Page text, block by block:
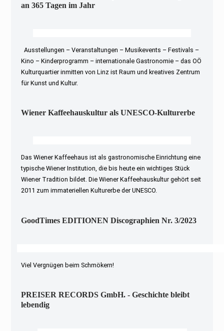
an 365 Tagen im Jahr
Ausstellungen – Veranstaltungen – Musikevents – Festivals –
Kino – Kinderprogramm – internationale Gastronomie – das OÖ
Kulturquartier inmitten von Linz ist Raum und kreatives Zentrum
für Kunst und Kultur.
Wiener Kaffeehauskultur als UNESCO-Kulturerbe
Das Wiener Kaffeehaus ist als gastronomische Einrichtung eine
typische Wiener Institution, die bis heute ein wichtiges Stück
Wiener Tradition bildet. Die Wiener Kaffeehauskultur gehört seit
2011 zum immateriellen Kulturerbe der UNESCO.
GoodTimes EDITIONEN Discographien Nr. 3/2023
Viel Vergnügen beim Schmökern!
PREISER RECORDS GmbH. - Geschichte bleibt
lebendig